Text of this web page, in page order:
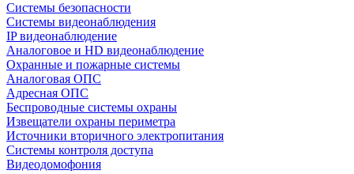
Системы безопасности
Системы видеонаблюдения
IP видеонаблюдение
Аналоговое и HD видеонаблюдение
Охранные и пожарные системы
Аналоговая ОПС
Адресная ОПС
Беспроводные системы охраны
Извещатели охраны периметра
Источники вторичного электропитания
Системы контроля доступа
Видеодомофония